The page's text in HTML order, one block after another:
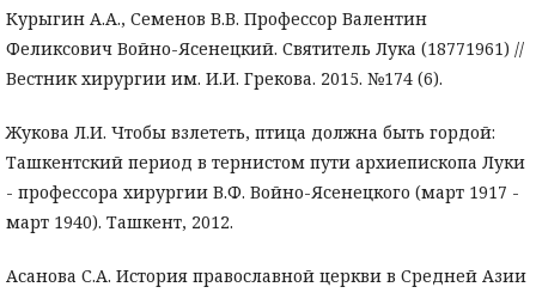
Курыгин А.А., Семенов В.В. Профессор Валентин
Феликсович Войно-Ясенецкий. Святитель Лука (18771961) //
Вестник хирургии им. И.И. Грекова. 2015. №174 (6).
Жукова Л.И. Чтобы взлететь, птица должна быть гордой:
Ташкентский период в тернистом пути архиепископа Луки
- профессора хирургии В.Ф. Войно-Ясенецкого (март 1917 -
март 1940). Ташкент, 2012.
Асанова С.А. История православной церкви в Средней Азии